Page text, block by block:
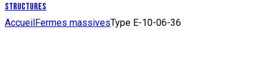
Structures
AccueilFermes massivesType E-10-06-36